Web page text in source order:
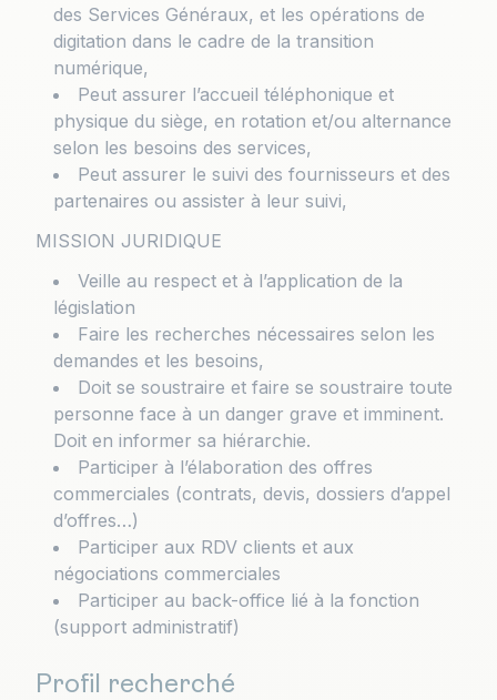
des Services Généraux, et les opérations de
digitation dans le cadre de la transition
numérique,
Peut assurer l’accueil téléphonique et
physique du siège, en rotation et/ou alternance
selon les besoins des services,
Peut assurer le suivi des fournisseurs et des
partenaires ou assister à leur suivi,
MISSION JURIDIQUE
Veille au respect et à l’application de la
législation
Faire les recherches nécessaires selon les
demandes et les besoins,
Doit se soustraire et faire se soustraire toute
personne face à un danger grave et imminent.
Doit en informer sa hiérarchie.
Participer à l’élaboration des offres
commerciales (contrats, devis, dossiers d’appel
d’offres…)
Participer aux RDV clients et aux
négociations commerciales
Participer au back-office lié à la fonction
(support administratif)
Profil recherché